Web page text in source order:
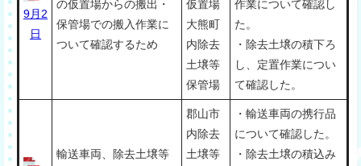
9月2
日
の仮置場からの搬出・
保管場での搬入作業に
ついて確認するため
仮置場
大熊町
内除去
土壌等
保管場
作業について確認し
た。
・除去土壌の積下ろ
し、定置作業につい
て確認した。
輸送車両、除去土壌等
郡山市
内除去
土壌等
・輸送車両の携行品
について確認した。
・除去土壌の積込み